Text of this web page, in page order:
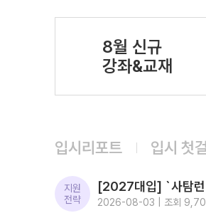
8월 신규
강좌&교재
입시리포트 입시 첫
지원
전략
2026-08-03 | 조회